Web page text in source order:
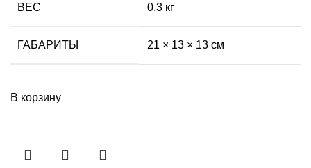
ВЕС 0,3 кг
ГАБАРИТЫ 21 × 13 × 13 см
В корзину